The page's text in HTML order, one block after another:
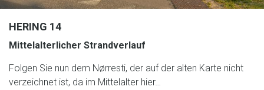
HERING 14
Mittelalterlicher Strandverlauf
Folgen Sie nun dem Nørresti, der auf der alten Karte nicht
verzeichnet ist, da im Mittelalter hier…